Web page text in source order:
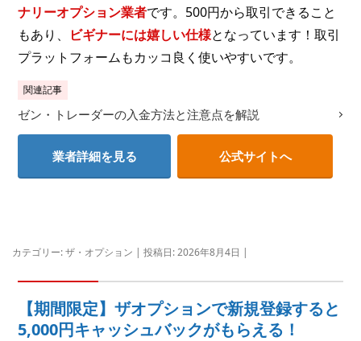
ナリーオプション業者です。500円から取引できること
もあり、
ビギナーには嬉しい仕様となっています！取引
プラットフォームもカッコ良く使いやすいです。
関連記事
ゼン・トレーダーの入金方法と注意点を解説
業者詳細を見る 公式サイトへ
カテゴリー:ザ・オプション | 投稿日:2026年8月4日 |
【期間限定】ザオプションで新規登録すると
5,000円キャッシュバックがもらえる！